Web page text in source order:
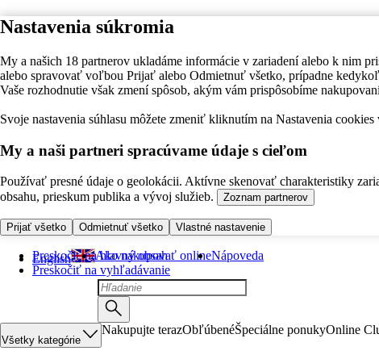
Nastavenia súkromia
My a našich 18 partnerov ukladáme informácie v zariadení alebo k nim
alebo spravovať voľbou Prijať alebo Odmietnuť všetko, prípadne
Vaše rozhodnutie však zmení spôsob, akým vám prispôsobíme
Svoje nastavenia súhlasu môžete zmeniť kliknutím na Nastavenia cookies
My a naši partneri spracúvame údaje s cieľom
Používať presné údaje o geolokácii. Aktívne skenovať charakteristiky
obsahu, prieskum publika a vývoj služieb.
Zoznam partnerov
Prijať všetko Odmietnuť všetko Vlastné nastavenie
Preskočiť na hlavný obsah
Preskočiť na vyhľadávanie
English Ako nakupovať onlineNápoveda
Všetky kategórie
Nakupujte terazObľúbenéŠpeciálne ponukyOnline